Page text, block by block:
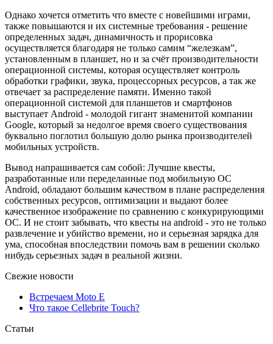
Однако хочется отметить что вместе с новейшими играми,
также повышаются и их системные требования - решение
определенных задач, динамичность и прорисовка
осуществляется благодаря не только самим “железкам”,
установленным в планшет, но и за счёт производительности
операционной системы, которая осуществляет контроль
обработки графики, звука, процессорных ресурсов, а так же
отвечает за распределение памяти. Именно такой
операционной системой для планшетов и смартфонов
выступает Android - молодой гигант знаменитой компании
Google, который за недолгое время своего существования
буквально поглотил большую долю рынка производителей
мобильных устройств.
Вывод напрашивается сам собой: Лучшие квесты,
разработанные или переделанные под мобильную ОС
Android, обладают большим качеством в плане распределения
собственных ресурсов, оптимизации и выдают более
качественное изображение по сравнению с конкурирующими
ОС. И не стоит забывать, что квесты на android - это не только
развлечение и убийство времени, но и серьезная зарядка для
ума, способная впоследствии помочь вам в решении сколько
нибудь серьезных задач в реальной жизни.
Свежие новости
Встречаем Moto E
Что такое Cellebrite Touch?
Статьи